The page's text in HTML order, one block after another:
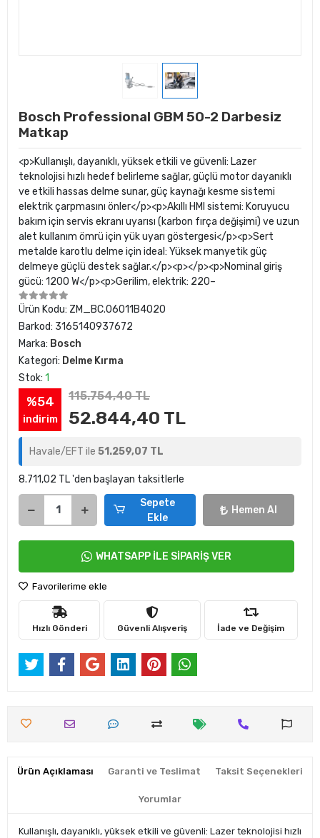
Bosch Professional GBM 50-2 Darbesiz
Matkap
<p>Kullanışlı, dayanıklı, yüksek etkili ve güvenli: Lazer
teknolojisi hızlı hedef belirleme sağlar, güçlü motor dayanıklı
ve etkili hassas delme sunar, güç kaynağı kesme sistemi
elektrik çarpmasını önler</p><p>Akıllı HMI sistemi: Koruyucu
bakım için servis ekranı uyarısı (karbon fırça değişimi) ve uzun
alet kullanım ömrü için yük uyarı göstergesi</p><p>Sert
metalde karotlu delme için ideal: Yüksek manyetik güç
delmeye güçlü destek sağlar.</p><p></p><p>Nominal giriş
gücü: 1200 W</p><p>Gerilim, elektrik: 220–
Ürün Kodu: ZM_BC.06011B4020
Barkod: 3165140937672
Marka: Bosch
Kategori: Delme Kırma
Stok: 1
%54
indirim
115.754,40 TL
52.844,40 TL
Havale/EFT ile 51.259,07 TL
8.711,02 TL 'den başlayan taksitlerle
Sepete
Ekle
Hemen Al
WHATSAPP İLE SİPARİŞ VER
Favorilerime ekle
Hızlı Gönderi Güvenli Alışveriş İade ve Değişim
Ürün Açıklaması Garanti ve Teslimat Taksit Seçenekleri
Yorumlar
Kullanışlı, dayanıklı, yüksek etkili ve güvenli: Lazer teknolojisi hızlı